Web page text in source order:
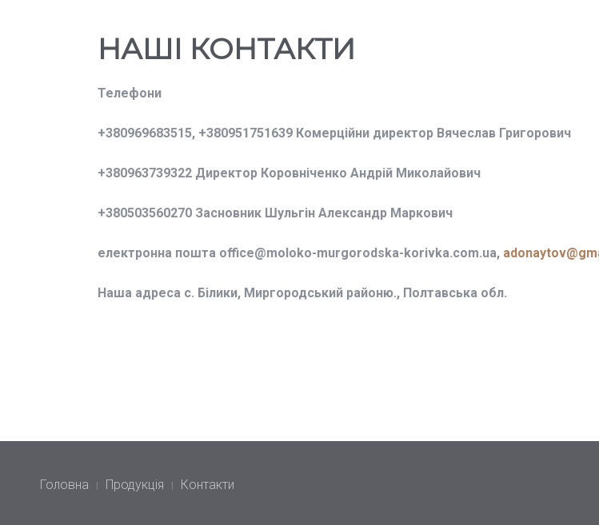
НАШІ КОНТАКТИ
Телефони
+380969683515, +380951751639 Комерційни директор Вячеслав Григорович
+380963739322 Директор Коровніченко Андрій Миколайович
+380503560270 Засновник Шульгін Александр Маркович
електронна пошта office@moloko-murgorodska-korivka.com.ua,
Наша адреса с. Білики, Миргородський районю., Полтавська обл.
Головна Продукція Контакти